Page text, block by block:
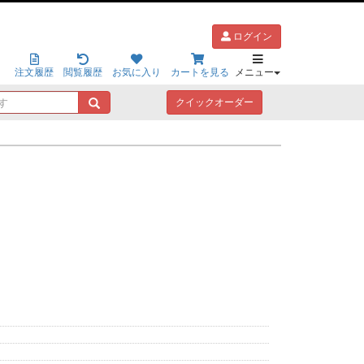
ログイン
注文履歴 閲覧履歴 お気に入り カートを見る メニュー
クイックオーダー